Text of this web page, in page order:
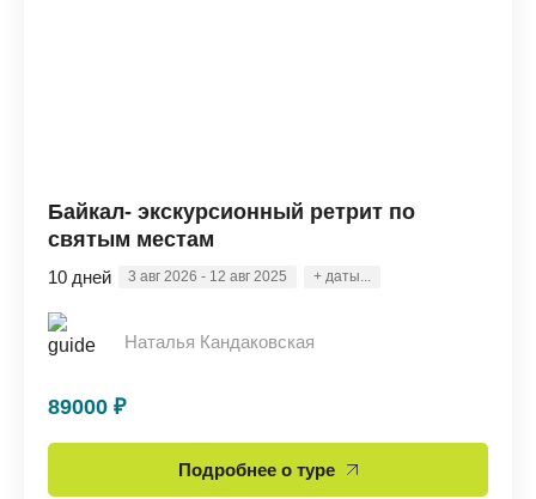
Байкал- экскурсионный ретрит по
святым местам
10 дней 3 авг 2026 - 12 авг 2025 + даты...
Наталья Кандаковская
89000 ₽
Подробнее о туре